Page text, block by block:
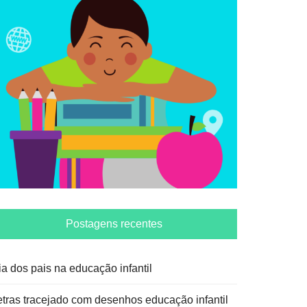
Postagens recentes
dos pais na educação infantil
tracejado com desenhos educação infantil